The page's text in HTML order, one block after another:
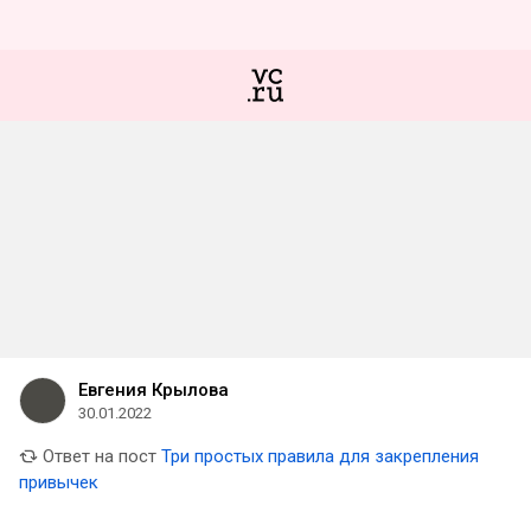
Евгения Крылова
30.01.2022
Ответ на пост Три простых правила для закрепления
привычек